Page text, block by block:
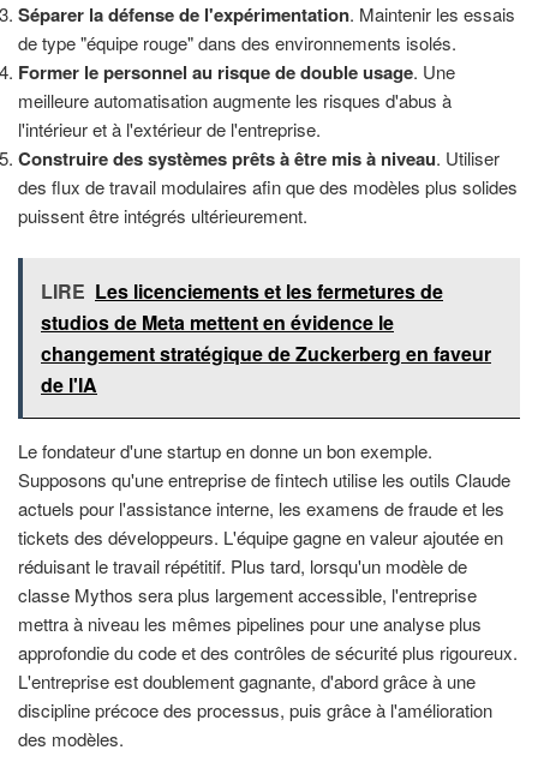
Séparer la défense de l'expérimentation. Maintenir les essais
de type "équipe rouge" dans des environnements isolés.
Former le personnel au risque de double usage. Une
meilleure automatisation augmente les risques d'abus à
l'intérieur et à l'extérieur de l'entreprise.
Construire des systèmes prêts à être mis à niveau. Utiliser
des flux de travail modulaires afin que des modèles plus solides
puissent être intégrés ultérieurement.
LIRE Les licenciements et les fermetures de
studios de Meta mettent en évidence le
changement stratégique de Zuckerberg en faveur
de l'IA
Le fondateur d'une startup en donne un bon exemple.
Supposons qu'une entreprise de fintech utilise les outils Claude
actuels pour l'assistance interne, les examens de fraude et les
tickets des développeurs. L'équipe gagne en valeur ajoutée en
réduisant le travail répétitif. Plus tard, lorsqu'un modèle de
classe Mythos sera plus largement accessible, l'entreprise
mettra à niveau les mêmes pipelines pour une analyse plus
approfondie du code et des contrôles de sécurité plus rigoureux.
L'entreprise est doublement gagnante, d'abord grâce à une
discipline précoce des processus, puis grâce à l'amélioration
des modèles.